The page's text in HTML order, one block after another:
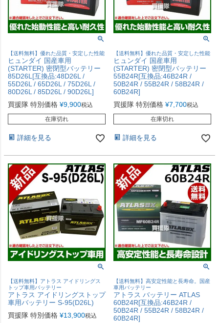
【送料無料】優れた品質・安定した性能
ヒュンダイ 国産車用
(STARTER) 密閉型バッテリー
85D26L[互換品:48D26L /
55D26L / 65D26L / 75D26L /
80D26L / 85D26L / 90D26L]
買援隊 特別価格 ¥9,900税込
在庫切れ
詳細を見る
【送料無料】優れた品質・安定した性能
ヒュンダイ 国産車用
(STARTER) 密閉型バッテリー
55B24R[互換品:46B24R /
50B24R / 55B24R / 58B24R /
60B24R]
買援隊 特別価格 ¥7,700税込
在庫切れ
詳細を見る
【送料無料】アトラス アイドリングス
トップ車用バッテリー
アトラス アイドリングストップ
車用バッテリー S-95(D26L)
買援隊 特別価格 ¥13,900税込
【送料無料】高安定性能と長寿命。国産
車用バッテリー
アトラス バッテリー ATLAS
60B24R[互換品:46B24R /
50B24R / 55B24R / 58B24R /
60B24R]